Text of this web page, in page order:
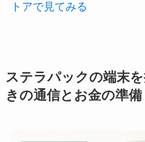
トアで見てみる
ステラパックの端末
きの通信とお金の準備